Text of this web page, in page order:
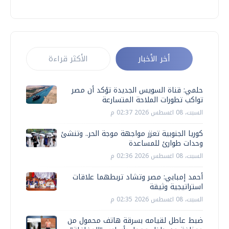
أخر الأخبار الأكثر قراءة
حلمي: قناة السويس الجديدة تؤكد أن مصر
تواكب تطورات الملاحة المتسارعة
السبت، 08 اغسطس 2026 02:37 م
كوريا الجنوبية تعزز مواجهة موجة الحر.. وتنشئ
وحدات طوارئ للمساعدة
السبت، 08 اغسطس 2026 02:36 م
أحمد إمبابي: مصر وتشاد تربطهما علاقات
استراتيجية وثيقة
السبت، 08 اغسطس 2026 02:35 م
ضبط عاطل لقيامه بسرقة هاتف محمول من